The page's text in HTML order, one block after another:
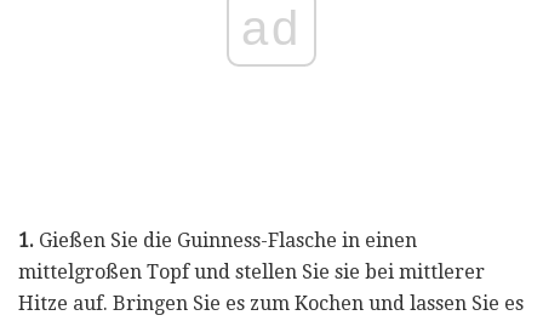
ad
1. Gießen Sie die Guinness-Flasche in einen
mittelgroßen Topf und stellen Sie sie bei mittlerer
Hitze auf. Bringen Sie es zum Kochen und lassen Sie es